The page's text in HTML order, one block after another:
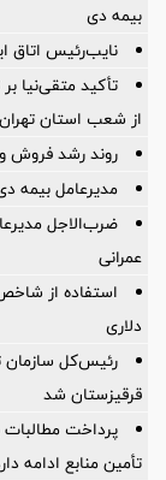
بیمه دی
نایب‌رئیس اتاق
تأکید متقی‌نیا
از شعب استان تهران
روند رشد فروش
مدیرعامل بیمه
ضرب‌الاجل
عمرانی
استفاده از
دلاری
رئیس‌کل سازمان
قرقیزستان شد
پرداخت مطالبات
تأمین منابع ادامه